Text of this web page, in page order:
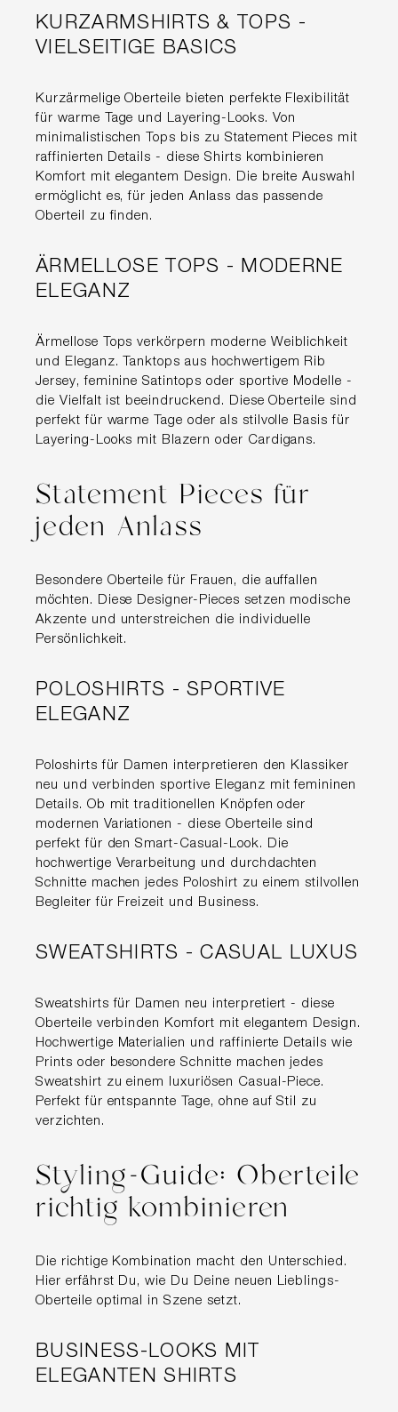
KURZARMSHIRTS & TOPS -
VIELSEITIGE BASICS
Kurzärmelige Oberteile bieten perfekte Flexibilität
für warme Tage und Layering-Looks. Von
minimalistischen Tops bis zu Statement Pieces mit
raffinierten Details - diese Shirts kombinieren
Komfort mit elegantem Design. Die breite Auswahl
ermöglicht es, für jeden Anlass das passende
Oberteil zu finden.
ÄRMELLOSE TOPS - MODERNE
ELEGANZ
Ärmellose Tops verkörpern moderne Weiblichkeit
und Eleganz. Tanktops aus hochwertigem Rib
Jersey, feminine Satintops oder sportive Modelle -
die Vielfalt ist beeindruckend. Diese Oberteile sind
perfekt für warme Tage oder als stilvolle Basis für
Layering-Looks mit Blazern oder Cardigans.
Statement Pieces für
jeden Anlass
Besondere Oberteile für Frauen, die auffallen
möchten. Diese Designer-Pieces setzen modische
Akzente und unterstreichen die individuelle
Persönlichkeit.
POLOSHIRTS - SPORTIVE
ELEGANZ
Poloshirts für Damen interpretieren den Klassiker
neu und verbinden sportive Eleganz mit femininen
Details. Ob mit traditionellen Knöpfen oder
modernen Variationen - diese Oberteile sind
perfekt für den Smart-Casual-Look. Die
hochwertige Verarbeitung und durchdachten
Schnitte machen jedes Poloshirt zu einem stilvollen
Begleiter für Freizeit und Business.
SWEATSHIRTS - CASUAL LUXUS
Sweatshirts für Damen neu interpretiert - diese
Oberteile verbinden Komfort mit elegantem Design.
Hochwertige Materialien und raffinierte Details wie
Prints oder besondere Schnitte machen jedes
Sweatshirt zu einem luxuriösen Casual-Piece.
Perfekt für entspannte Tage, ohne auf Stil zu
verzichten.
Styling-Guide: Oberteile
richtig kombinieren
Die richtige Kombination macht den Unterschied.
Hier erfährst Du, wie Du Deine neuen Lieblings-
Oberteile optimal in Szene setzt.
BUSINESS-LOOKS MIT
ELEGANTEN SHIRTS